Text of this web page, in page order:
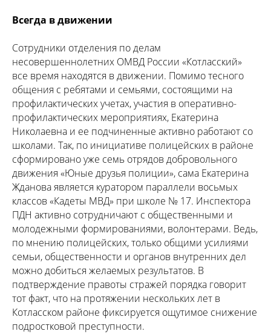
Всегда в движении
Сотрудники отделения по делам
несовершеннолетних ОМВД России «Котласский»
все время находятся в движении. Помимо тесного
общения с ребятами и семьями, состоящими на
профилактических учетах, участия в оперативно-
профилактических мероприятиях, Екатерина
Николаевна и ее подчиненные активно работают со
школами. Так, по инициативе полицейских в районе
сформировано уже семь отрядов добровольного
движения «Юные друзья полиции», сама Екатерина
Жданова является куратором параллели восьмых
классов «Кадеты МВД» при школе № 17. Инспектора
ПДН активно сотрудничают с общественными и
молодежными формированиями, волонтерами. Ведь,
по мнению полицейских, только общими усилиями
семьи, общественности и органов внутренних дел
можно добиться желаемых результатов. В
подтверждение правоты стражей порядка говорит
тот факт, что на протяжении нескольких лет в
Котласском районе фиксируется ощутимое снижение
подростковой преступности.